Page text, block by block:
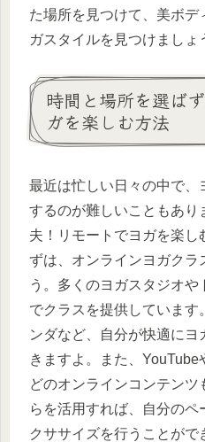
た場所を見つけて、美ボデ
ガスタイルを見つけましょ
時間と場所を選ば
ガを楽しむ方法
最近は忙しい日々の中で、
するのが難しいこともあり
夫！リモートでヨガを楽し
ずは、オンラインヨガクラ
う。多くのヨガスタジオ
でクラスを提供しています
ンダなど、自分が快適に
きますよ。また、
どのオンラインコンテン
らを活用すれば、自分の
クササイズを行うことが